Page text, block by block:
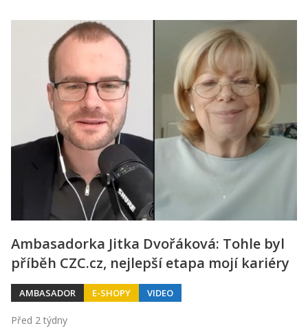
Ambasadorka Jitka Dvořáková: Tohle byl
příběh CZC.cz, nejlepší etapa mojí kariéry
AMBASADOR E-SHOPY VIDEO
Před 2 týdny